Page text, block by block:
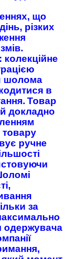
що
різких
шолома
в
Товар
докладно
товару
ручне
за
одержувача